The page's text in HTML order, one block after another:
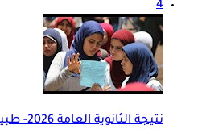
4
نتيجة